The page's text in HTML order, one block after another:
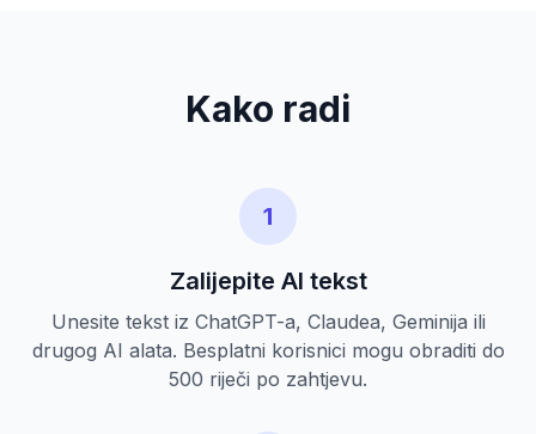
Kako radi
1
Zalijepite AI tekst
Unesite tekst iz ChatGPT-a, Claudea, Geminija ili
drugog AI alata. Besplatni korisnici mogu obraditi do
500 riječi po zahtjevu.